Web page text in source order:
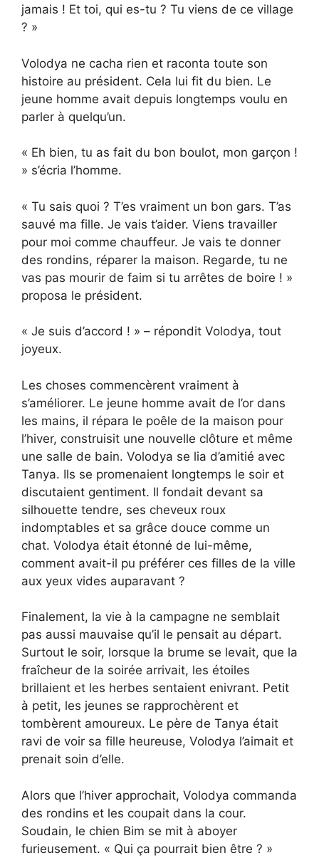
jamais ! Et toi, qui es-tu ? Tu viens de ce village
? »
Volodya ne cacha rien et raconta toute son
histoire au président. Cela lui fit du bien. Le
jeune homme avait depuis longtemps voulu en
parler à quelqu’un.
« Eh bien, tu as fait du bon boulot, mon garçon !
» s’écria l’homme.
« Tu sais quoi ? T’es vraiment un bon gars. T’as
sauvé ma fille. Je vais t’aider. Viens travailler
pour moi comme chauffeur. Je vais te donner
des rondins, réparer la maison. Regarde, tu ne
vas pas mourir de faim si tu arrêtes de boire ! »
proposa le président.
« Je suis d’accord ! » – répondit Volodya, tout
joyeux.
Les choses commencèrent vraiment à
s’améliorer. Le jeune homme avait de l’or dans
les mains, il répara le poêle de la maison pour
l’hiver, construisit une nouvelle clôture et même
une salle de bain. Volodya se lia d’amitié avec
Tanya. Ils se promenaient longtemps le soir et
discutaient gentiment. Il fondait devant sa
silhouette tendre, ses cheveux roux
indomptables et sa grâce douce comme un
chat. Volodya était étonné de lui-même,
comment avait-il pu préférer ces filles de la ville
aux yeux vides auparavant ?
Finalement, la vie à la campagne ne semblait
pas aussi mauvaise qu’il le pensait au départ.
Surtout le soir, lorsque la brume se levait, que la
fraîcheur de la soirée arrivait, les étoiles
brillaient et les herbes sentaient enivrant. Petit
à petit, les jeunes se rapprochèrent et
tombèrent amoureux. Le père de Tanya était
ravi de voir sa fille heureuse, Volodya l’aimait et
prenait soin d’elle.
Alors que l’hiver approchait, Volodya commanda
des rondins et les coupait dans la cour.
Soudain, le chien Bim se mit à aboyer
furieusement. « Qui ça pourrait bien être ? »